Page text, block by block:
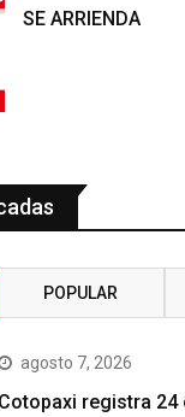
SE ARRIENDA
POPULAR
agosto 7, 2026
Cotopaxi registra 24